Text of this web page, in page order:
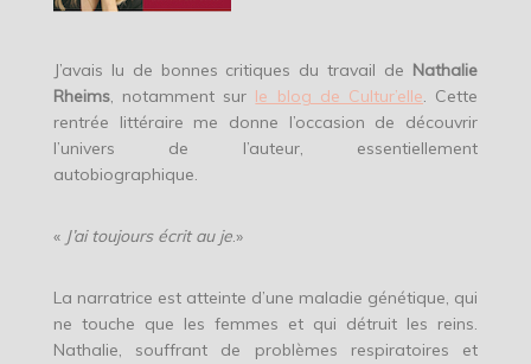
J’avais lu de bonnes critiques du travail de Nathalie
Rheims, notamment sur le blog de Cultur’elle. Cette
rentrée littéraire me donne l’occasion de découvrir
l’univers de l’auteur, essentiellement
autobiographique.
«J’ai toujours écrit au je.»
La narratrice est atteinte d’une maladie génétique, qui
ne touche que les femmes et qui détruit les reins.
Nathalie, souffrant de problèmes respiratoires et